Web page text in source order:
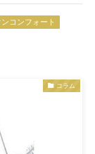
ンコンフォート
コラム